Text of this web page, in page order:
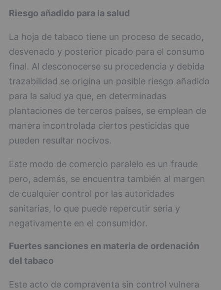
Riesgo añadido para la salud
La hoja de tabaco tiene un proceso de secado,
desvenado y posterior picado para el consumo
final. Al desconocerse su procedencia y debida
trazabilidad se origina un posible riesgo añadido
para la salud ya que, en determinadas
plantaciones de terceros países, se emplean de
manera incontrolada ciertos pesticidas que
pueden resultar nocivos.
Este modo de comercio paralelo es un fraude
pero, además, se encuentra también al margen
de cualquier control por las autoridades
sanitarias, lo que puede repercutir seria y
negativamente en el consumidor.
Fuertes sanciones en materia de ordenación
del tabaco
Este acto de compraventa sin control vulnera